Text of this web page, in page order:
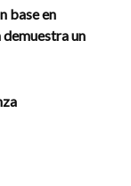
base en
un